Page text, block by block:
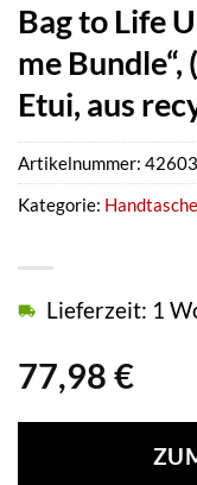
Bag to Life
me
Etui, aus
77,98 €
Lieferzeit: 1
Artikelnummer:
Kategorie: